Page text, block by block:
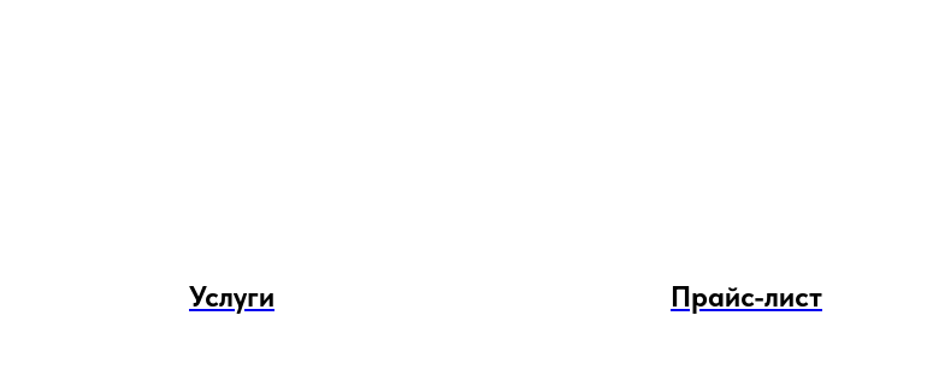
Услуги Прайс-лист